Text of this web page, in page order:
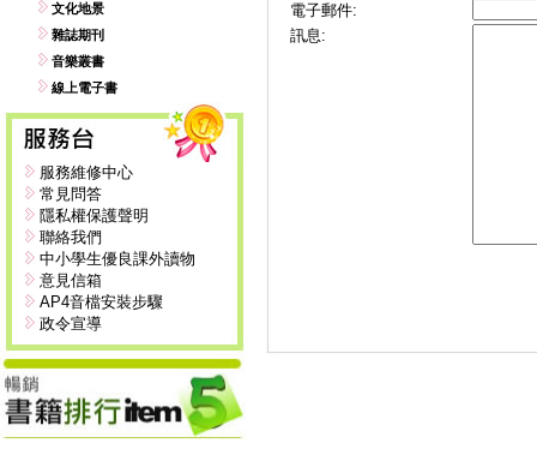
文化地景
雜誌期刊
音樂叢書
線上電子書
服務維修中心
常見問答
隱私權保護聲明
聯絡我們
中小學生優良課外讀物
意見信箱
AP4音檔安裝步驟
政令宣導
電子郵件:
訊息: